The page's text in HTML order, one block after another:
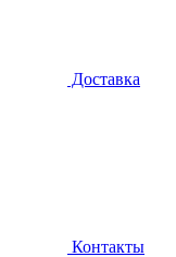
Доставка
Контакты